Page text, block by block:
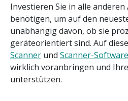
Investieren Sie in alle
benötigen, um auf den
unabhängig davon, ob sie
geräteorientiert sind. Auf
Scanner und Scanner-Software
wirklich voranbringen und
unterstützen.